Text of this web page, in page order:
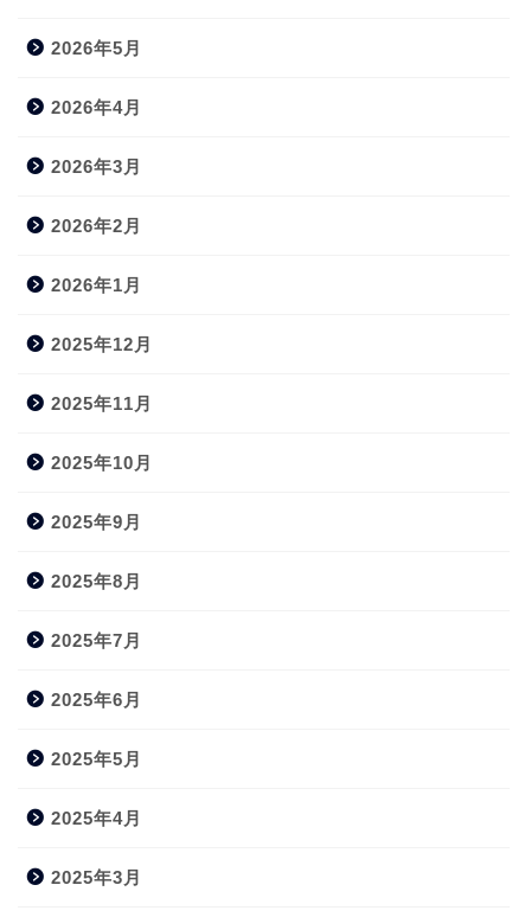
2026年5月
2026年4月
2026年3月
2026年2月
2026年1月
2025年12月
2025年11月
2025年10月
2025年9月
2025年8月
2025年7月
2025年6月
2025年5月
2025年4月
2025年3月